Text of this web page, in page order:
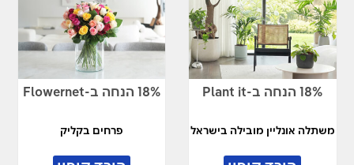
18% הנחה ב-Plant it
משתלה אונליין מובילה בישראל
18% הנחה ב-Flowernet
פרחים בקליק